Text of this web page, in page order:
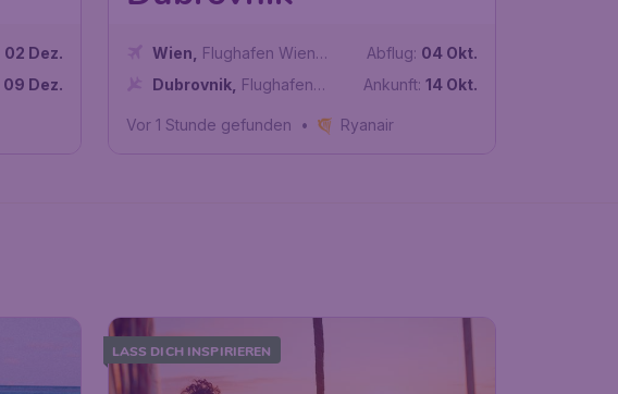
02 Dez.
09 Dez.
Wien
Flughafen Wien
Schwechat
Dubrovnik, Flughafen
Abflug: 04 Okt.
Ankunft: 14 Okt.
Vor 1 Stunde gefunden • Ryanair
LASS DICH INSPIRIEREN